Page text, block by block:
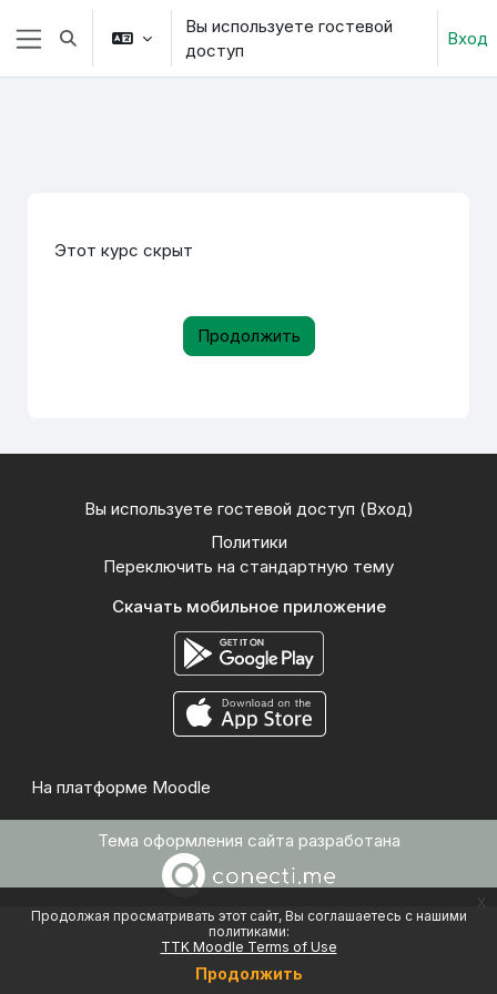
Перейти к основному содержанию
Продолжая просматривать этот сайт, Вы соглашаетесь с нашими
политиками:
TTK Moodle Terms of Use
Продолжить
x
Боковая панель
Изменить данные поисковой строки
Вы используете гостевой
доступ
Вход
Этот курс скрыт
Продолжить
Вы используете гостевой доступ (Вход)
Политики
Переключить на стандартную тему
Скачать мобильное приложение
На платформе Moodle
Тема оформления сайта разработана